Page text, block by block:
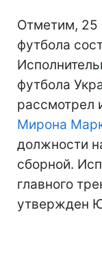
Отметим, 25
футбола
футбола
рассмотрел
Мирона
должности
сборной.
главного
утвержден